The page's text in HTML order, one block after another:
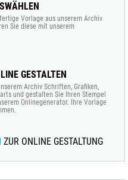
Vorlage aus unserem Archiv
Sie diese mit unserem
GESTALTEN
Archiv Schriften, Grafiken,
und gestalten Sie Ihren Stempel
Onlinegenerator. Ihre Vorlage
ZUR ONLINE GESTALTUNG